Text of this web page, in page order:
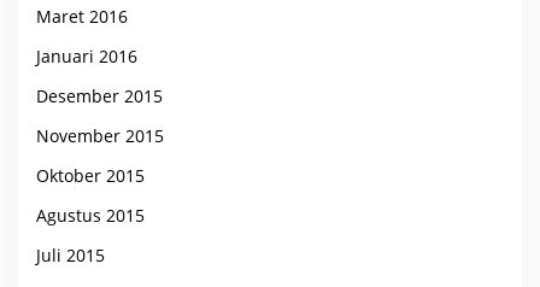
Maret 2016
Januari 2016
Desember 2015
November 2015
Oktober 2015
Agustus 2015
Juli 2015